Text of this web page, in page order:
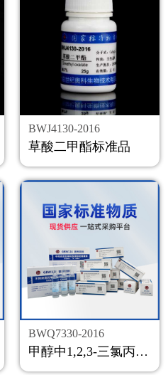
BWJ4130-2016
草酸二甲酯标准品
BWQ7330-2016
甲醇中1,2,3-三氯丙烷溶液标准物质